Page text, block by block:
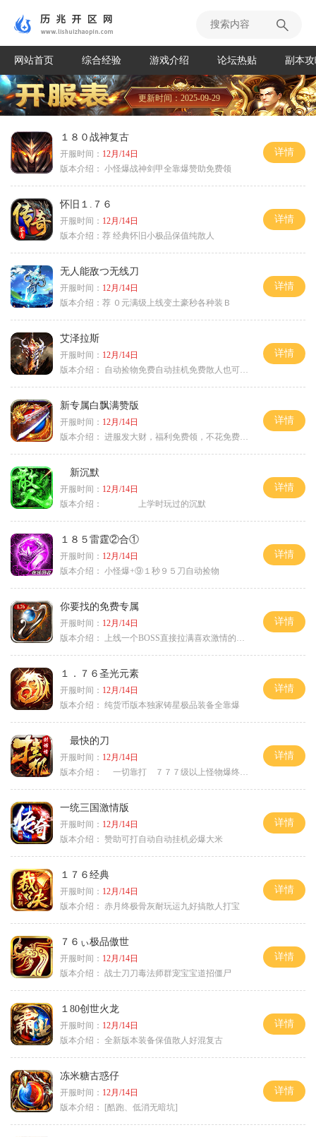
网站首页 综合经验 游戏介绍 论坛热贴 副本
更新时间：2025-09-29
１８０战神复古
开服时间： 12月/14日
版本介绍： 小怪爆战神剑甲全靠爆赞助免费领
详情
怀旧１.７６
开服时间： 12月/14日
版本介绍： 荐 经典怀旧小极品保值纯散人
详情
无人能敌つ无线刀
开服时间： 12月/14日
版本介绍： 荐 ０元满级上线变土豪秒各种装Ｂ
详情
艾泽拉斯
开服时间： 12月/14日
版本介绍：
自动捡物免费自动挂机免费散人也可毕业
详情
新专属白飘满赞版
开服时间： 12月/14日
版本介绍： 进服发大财，福利免费领，不花免费通关！
详情
新沉默
开服时间： 12月/14日
版本介绍：
上学时玩过的沉默
详情
１８５雷霆②合①
开服时间： 12月/14日
版本介绍： 小怪爆+⑨１秒９５刀自动捡物
详情
你要找的免费专属
开服时间： 12月/14日
版本介绍：
上线一个BOSS直接拉满喜欢激情的朋友进
详情
１．７６圣光元素
开服时间： 12月/14日
版本介绍： 纯货币版本独家铸星极品装备全靠爆
详情
最快的刀
开服时间： 12月/14日
版本介绍：
一切靠打 ７７７级以上怪物爆终极
详情
一统三国激情版
开服时间： 12月/14日
版本介绍： 赞助可打自动自动挂机必爆大米
详情
１７６经典
开服时间： 12月/14日
版本介绍： 赤月终极骨灰耐玩运九好搞散人打宝
详情
７６ぃ极品傲世
开服时间： 12月/14日
版本介绍： 战士刀刀毒法师群宠宝宝道招僵尸
详情
１80创世火龙
开服时间： 12月/14日
版本介绍： 全新版本装备保值散人好混复古
详情
冻米糖古惑仔
开服时间： 12月/14日
版本介绍：
[酷跑、低消无暗坑]
详情